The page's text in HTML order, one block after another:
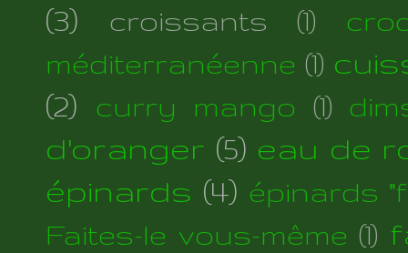
(3) croissants (1)
méditerranéenne (1)
(2)
curry mango (1)
d'oranger (5) eau de
épinards (4) épinards
Faites-le vous-même (1)